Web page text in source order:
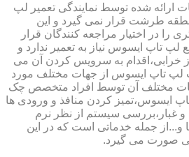
ارائه شده توسط نمایندگی تعمیر لپ
طرشت قرار نمی گیرد و این
را در اختیار مراجعه کنندگان قرار
لپ تاپ ایسوس نیاز به تعمیر ندارد و
خرابی،اقدام به سرویس کردن آن می
لپ تاپ ایسوس از جهات مختلف مورد
مختلف آن توسط افراد متخصص چک
ایسوس،تمیز کردن منافذ و ورودی ها
و غبار،بررسی سیستم از نظر نرم
و...از جمله خدماتی است که در این
صورت می گیرد.